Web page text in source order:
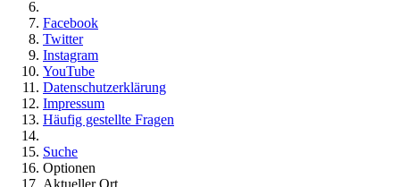
Facebook
Twitter
Instagram
YouTube
Datenschutzerklärung
Impressum
Häufig gestellte Fragen
Suche
Optionen